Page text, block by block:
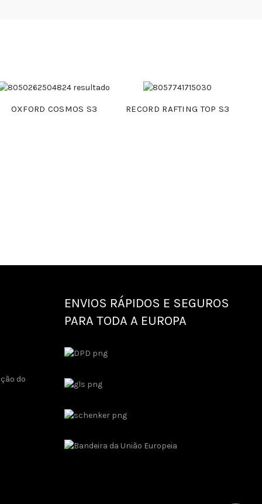
OXFORD COSMOS S3 RECORD RAFTING TOP S3
do
ENVIOS RÁPIDOS E SEGUROS
PARA TODA A EUROPA